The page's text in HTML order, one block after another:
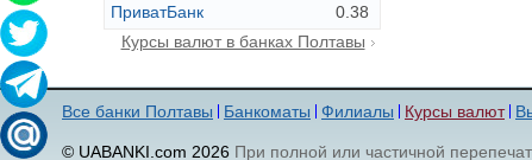
ПриватБанк
0.38
Курсы валют в банках Полтавы
Все банки Полтавы Банкоматы Филиалы Курсы валют
© UABANKI.com 2026 При полной или частичной